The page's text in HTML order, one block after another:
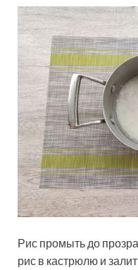
Рис промыть до
рис в кастрюлю и